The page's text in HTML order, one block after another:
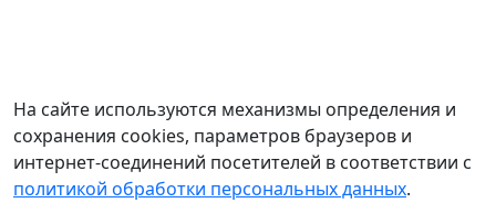
На сайте используются механизмы определения и
сохранения cookies, параметров браузеров и
интернет-соединений посетителей в соответствии с
политикой обработки персональных данных.